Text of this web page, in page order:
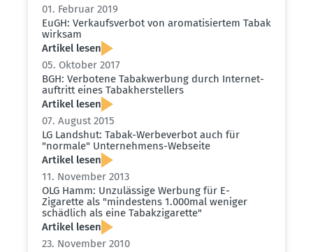
01. Februar 2019
EuGH: Verkaufs­verbot von aroma­ti­siertem Tabak
wirksam
Artikel lesen
05. Oktober 2017
BGH: Verbotene Tabak­werbung durch Inter­net­
auf­tritt eines Tabak­her­stellers
Artikel lesen
07. August 2015
LG Landshut: Tabak-Werbe­verbot auch für
"normale" Unter­nehmens-Webseite
Artikel lesen
11. November 2013
OLG Hamm: Unzulässige Werbung für E-
Zigarette als "mindestens 1.000mal weniger
schädlich als eine Tabak­zi­ga­rette"
Artikel lesen
23. November 2010